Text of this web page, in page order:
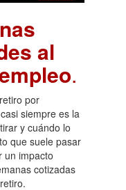
al
.
por
siempre es la
y cuándo lo
que suele pasar
un impacto
cotizadas